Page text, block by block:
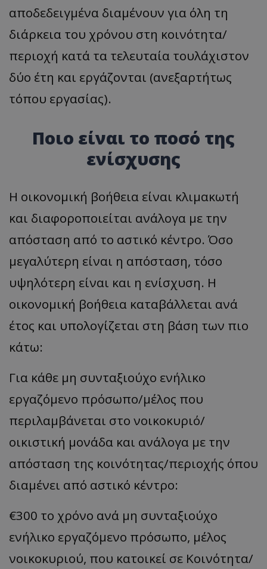
αποδεδειγμένα διαμένουν για όλη τη
διάρκεια του χρόνου στη κοινότητα/
περιοχή κατά τα τελευταία τουλάχιστον
δύο έτη και εργάζονται (ανεξαρτήτως
τόπου εργασίας).
Ποιο είναι το ποσό της
ενίσχυσης
Η οικονομική βοήθεια είναι κλιμακωτή
και διαφοροποιείται ανάλογα με την
απόσταση από το αστικό κέντρο. Όσο
μεγαλύτερη είναι η απόσταση, τόσο
υψηλότερη είναι και η ενίσχυση. Η
οικονομική βοήθεια καταβάλλεται ανά
έτος και υπολογίζεται στη βάση των πιο
κάτω:
Για κάθε μη συνταξιούχο ενήλικο
εργαζόμενο πρόσωπο/μέλος που
περιλαμβάνεται στο νοικοκυριό/
οικιστική μονάδα και ανάλογα με την
απόσταση της κοινότητας/περιοχής όπου
διαμένει από αστικό κέντρο:
€300 το χρόνο ανά μη συνταξιούχο
ενήλικο εργαζόμενο πρόσωπο, μέλος
νοικοκυριού, που κατοικεί σε Κοινότητα/